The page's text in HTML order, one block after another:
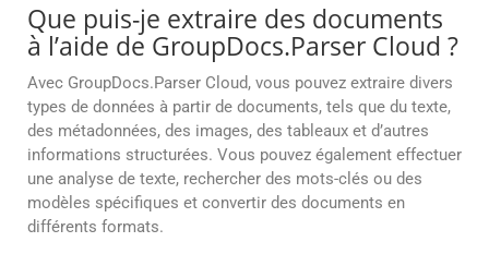
Que puis-je extraire des documents
à l’aide de GroupDocs.Parser Cloud ?
Avec GroupDocs.Parser Cloud, vous pouvez extraire divers
types de données à partir de documents, tels que du texte,
des métadonnées, des images, des tableaux et d’autres
informations structurées. Vous pouvez également effectuer
une analyse de texte, rechercher des mots-clés ou des
modèles spécifiques et convertir des documents en
différents formats.